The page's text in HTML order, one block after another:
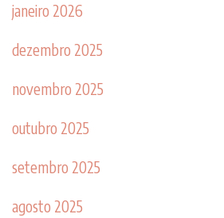
janeiro 2026
dezembro 2025
novembro 2025
outubro 2025
setembro 2025
agosto 2025